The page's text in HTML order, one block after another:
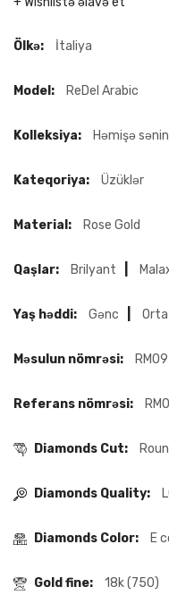
Ölkə: İtaliya
Model: ReDel Arabic
Kolleksiya: Həmişə
Kateqoriya: Üzüklər
Material: Rose Gold
Qaşlar: Brilyant
Yaş həddi: Gənc Orta
Məsulun nömrəsi:
Referans nömrəsi:
Diamonds Cut:
Diamonds Quality:
Diamonds Color: E
Gold fine: 18k (750)